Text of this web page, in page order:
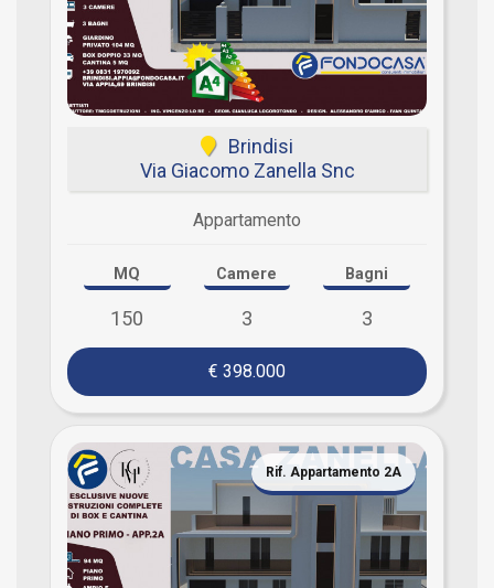
Brindisi
Via Giacomo Zanella Snc
Appartamento
MQ
150
Camere
3
Bagni
3
€ 398.000
Rif. Appartamento 2A